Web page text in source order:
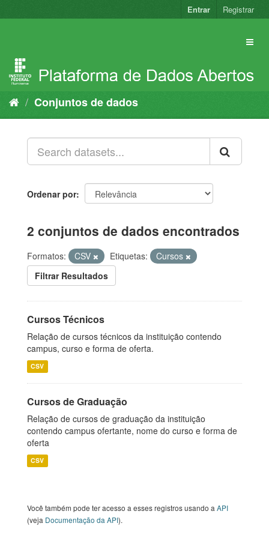
para
Entrar Registrar
Conjuntos de dados
Ordenar por
2 conjuntos de dados encontrados
Formatos: CSV Etiquetas:
Cursos
Filtrar Resultados
Cursos Técnicos
Relação de cursos técnicos da instituição contendo
campus, curso e forma de oferta.
CSV
Cursos de Graduação
Relação de cursos de graduação da instituição
contendo campus ofertante, nome do curso e forma de
oferta
CSV
Você também pode ter acesso a esses registros usando aAPI
(veja Documentação da API).